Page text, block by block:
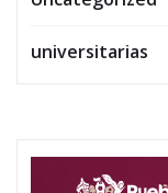
universitarias